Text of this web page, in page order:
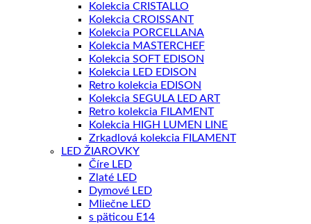
Kolekcia CRISTALLO
Kolekcia CROISSANT
Kolekcia PORCELLANA
Kolekcia MASTERCHEF
Kolekcia SOFT EDISON
Kolekcia LED EDISON
Retro kolekcia EDISON
Kolekcia SEGULA LED ART
Retro kolekcia FILAMENT
Kolekcia HIGH LUMEN LINE
Zrkadlová kolekcia FILAMENT
LED ŽIAROVKY
Číre LED
Zlaté LED
Dymové LED
Mliečne LED
s päticou E14